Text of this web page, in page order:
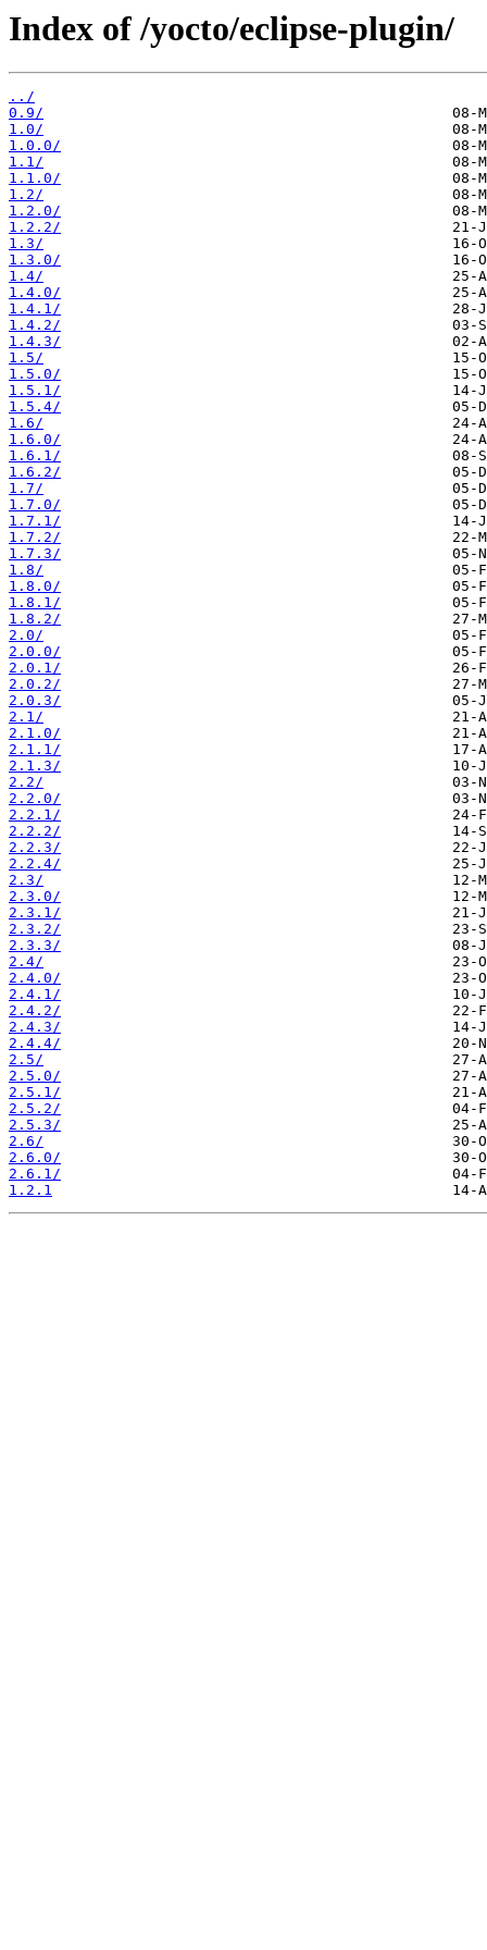
Index of /yocto/eclipse-plugin/
../
0.9/
1.0/
1.0.0/
1.1/
1.1.0/
1.2/
1.2.0/
1.2.2/
1.3/
1.3.0/
1.4/
1.4.0/
1.4.1/
1.4.2/
1.4.3/
1.5/
1.5.0/
1.5.1/
1.5.4/
1.6/
1.6.0/
1.6.1/
1.6.2/
1.7/
1.7.0/
1.7.1/
1.7.2/
1.7.3/
1.8/
1.8.0/
1.8.1/
1.8.2/
2.0/
2.0.0/
2.0.1/
2.0.2/
2.0.3/
2.1/
2.1.0/
2.1.1/
2.1.3/
2.2/
2.2.0/
2.2.1/
2.2.2/
2.2.3/
2.2.4/
2.3/
2.3.0/
2.3.1/
2.3.2/
2.3.3/
2.4/
2.4.0/
2.4.1/
2.4.2/
2.4.3/
2.4.4/
2.5/
2.5.0/
2.5.1/
2.5.2/
2.5.3/
2.6/
2.6.0/
2.6.1/
1.2.1